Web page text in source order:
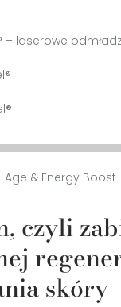
– laserowe
Age & Energy Boost
czyli
skóry